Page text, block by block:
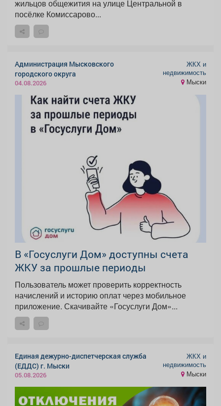
жильцов общежития на улице Центральной в
посёлке Комиссарово...
Администрация Мысковского
городского округа
04.08.2026
ЖКХ и
недвижимость
Мыски
В «Госуслуги Дом» доступны счета
ЖКУ за прошлые периоды
Пользователь может проверить корректность
начислений и историю оплат через мобильное
приложение. Скачивайте «Госуслуги Дом»...
Единая дежурно-диспетчерская служба
(ЕДДС) г. Мыски
05.08.2026
ЖКХ и
недвижимость
Мыски